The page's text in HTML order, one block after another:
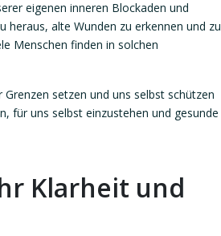
eigenen inneren Blockaden und
heraus, alte Wunden zu erkennen und zu
Menschen finden in solchen
setzen und uns selbst schützen
für uns selbst einzustehen und gesunde
Klarheit und